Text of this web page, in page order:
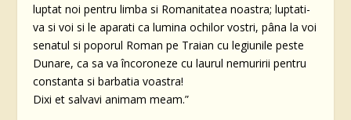
luptat noi pentru limba si Romanitatea noastra; luptati-
va si voi si le aparati ca lumina ochilor vostri, pâna la voi
senatul si poporul Roman pe Traian cu legiunile peste
Dunare, ca sa va încoroneze cu laurul nemuririi pentru
constanta si barbatia voastra!
Dixi et salvavi animam meam.”